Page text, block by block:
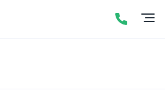
Контакты
Написать в WhatsApp